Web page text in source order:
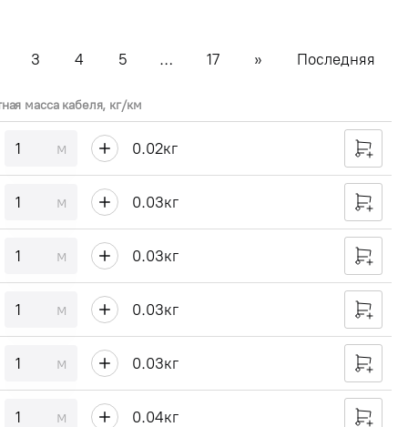
3 4 5 … 17 » Последняя
масса кабеля, кг/км
м 0.02кг
м 0.03кг
м 0.03кг
м 0.03кг
м 0.03кг
м 0.04кг